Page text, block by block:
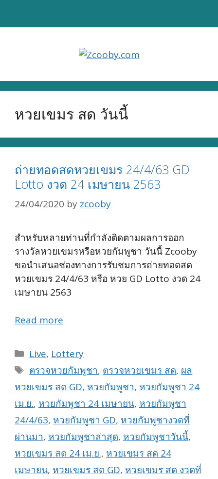
หวยเขมร สด วันนี้
ถ่ายทอดสดหวยเขมร 24/4/63 GD
Lotto งวด 24 เมษายน 2563
24/04/2020 by zcooby
สำหรับหลายท่านที่กำลังติดตามผลการออก
รางวัลหวยเขมรหรือหวยกัมพูชา วันนี้ Zcooby
ขอนำเสนอช่องทางการรับชมการถ่ายทอดสด
หวยเขมร 24/4/63 หรือ หวย GD Lotto งวด 24
เมษายน 2563
Read more
Categories
Live, Lottery
Tags
ตรวจหวยกัมพูชา, ตรวจหวยเขมร สด, ผล
หวยเขมร สด GD, หวยกัมพูชา, หวยกัมพูชา 24
เม.ย., หวยกัมพูชา 24 เมษายน, หวยกัมพูชา
24/4/63, หวยกัมพูชา GD, หวยกัมพูชางวดที่
ผ่านมา, หวยกัมพูชาล่าสุด, หวยกัมพูชาวันนี้,
หวยเขมร สด 24 เม.ย., หวยเขมร สด 24
เมษายน, หวยเขมร สด GD, หวยเขมร สด งวดที่